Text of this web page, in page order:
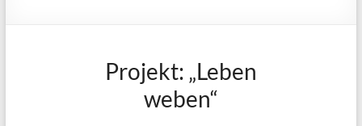
Projekt: „Leben
weben“